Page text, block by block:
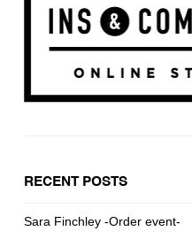
RECENT POSTS
Sara Finchley -Order event-